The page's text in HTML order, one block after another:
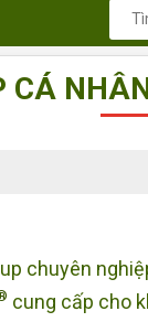
CÁ
chuyên
cung cấp cho